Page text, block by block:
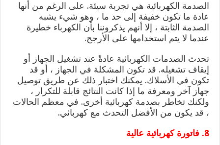
الصدمة الكهربائية هي تجربة سيئة. على الرغم من أنها
عادة ما تكون خفيفة إلى حد ما ، وهو شيء يشبه
الصدمة الثابتة ، إلا أنهم يذكروننا بأن الكهرباء خطيرة
عندما لا يتم استخدامها على الأرجح.
تحدث الصدمات الكهربائية عادةً عند تشغيل الجهاز أو
إيقاف تشغيله. قد تكون المشكلة في الجهاز ، أو قد
تكون في الأسلاك. يمكنك اختبار ذلك عن طريق توصيل
جهاز آخر ومعرفة ما إذا كانت النتائج قابلة للتكرار ،
ولكنك تخاطر بصدمة كهربائية أخرى. في معظم الحالات
، قد يكون من الأفضل التحدث مع كهربائي.
8. فاتورة كهربائية عالية